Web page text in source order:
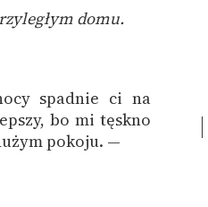
domu.
spadnie ci na
bo mi tęskno
pokoju. —